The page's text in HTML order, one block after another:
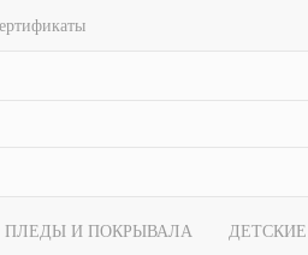
ПЛЕДЫ И ПОКРЫВАЛА